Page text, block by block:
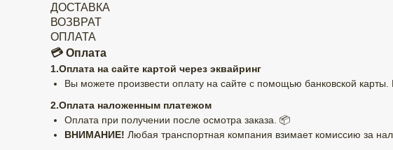
ДОСТАВКА
ВОЗВРАТ
ОПЛАТА
💳 Оплата
1.Оплата на сайте картой через эквайринг
Вы можете произвести оплату на сайте с помощью банковской
2.Оплата наложенным платежом
Оплата при получении после осмотра заказа. 📦
ВНИМАНИЕ! Любая транспортная компания взимает комиссию за